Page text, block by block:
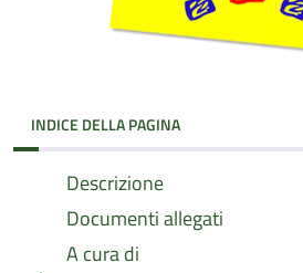
INDICE DELLA PAGINA
Descrizione
Documenti allegati
A cura di